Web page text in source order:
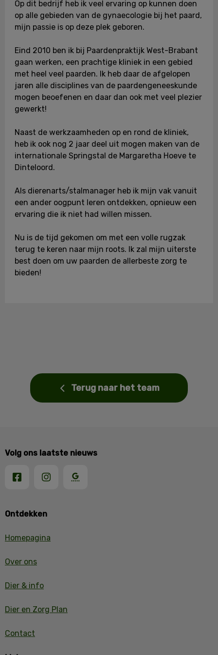
Op dit bedrijf heb ik veel ervaring op kunnen doen
op alle gebieden van de gynaecologie bij het paard,
mijn passie is op deze plek geboren.
Eind 2010 ben ik bij Paardenpraktijk West-Brabant
gaan werken, een prachtige kliniek in een gebied
met heel veel paarden. Ik heb daar de afgelopen
jaren alle disciplines van de paardengeneeskunde
mogen beoefenen en daar dan ook met veel plezier
gewerkt!
Naast de werkzaamheden op en rond de kliniek,
heb ik ook nog 2 jaar deel uit mogen maken van de
internationale Springstal de Margaretha Hoeve te
Dinteloord.
Als dierenarts/stalmanager heb ik mijn vak vanuit
een ander oogpunt leren ontdekken, opnieuw een
ervaring die ik niet had willen missen.
Nu is de tijd gekomen om met een volle rugzak
terug te keren naar mijn roots. Ik zal mijn uiterste
best doen om uw paarden de allerbeste zorg te
bieden!
Terug naar het team
Ontdekken
Homepagina
Over ons
Dier & info
Dier en Zorg Plan
Contact
Volg ons laatste nieuws